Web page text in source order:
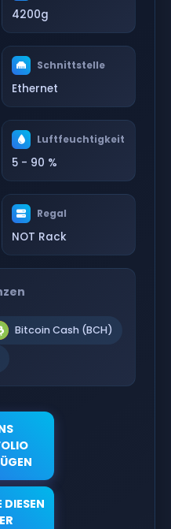
4200g
Schnittstelle
Ethernet
Luftfeuchtigkeit
5 - 90 %
Regal
NOT Rack
Bitcoin Cash (BCH)
DIESEN